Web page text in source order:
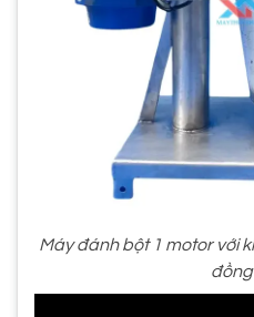
Máy đánh bột 1 motor với